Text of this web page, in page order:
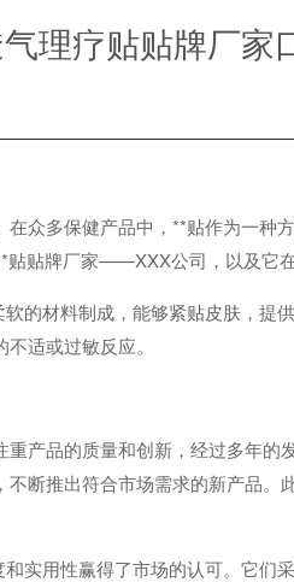
理疗贴贴牌厂家
众多保健产品中，**贴作为一种
贴牌厂家——XXX公司，以及它在
的材料制成，能够紧贴皮肤，提
适或过敏反应。
产品的质量和创新，经过多年的
断推出符合市场需求的新产品
实用性赢得了市场的认可。它们